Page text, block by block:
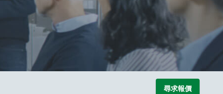
尋求報價